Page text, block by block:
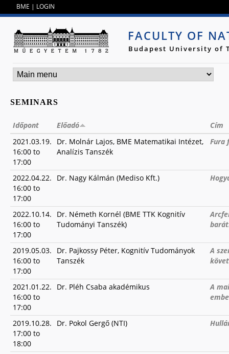
BME | LOGIN
FACULTY OF
Budapest University of
SEMINARS
Időpont Előadó
Cím
2021.03.19.
16:00 to
17:00
Dr. Molnár Lajos, BME Matematikai Intézet,
Analízis Tanszék
Fura
2022.04.22.
16:00 to
17:00
Dr. Nagy Kálmán (Mediso Kft.)
2022.10.14.
16:00 to
17:00
Dr. Németh Kornél (BME TTK Kognitív
Tudományi Tanszék)
2019.05.03.
16:00 to
17:00
Dr. Pajkossy Péter, Kognitív Tudományok
Tanszék
A
2021.01.22.
16:00 to
17:00
Dr. Pléh Csaba akadémikus
A
2019.10.28.
17:00 to
18:00
Dr. Pokol Gergő (NTI)